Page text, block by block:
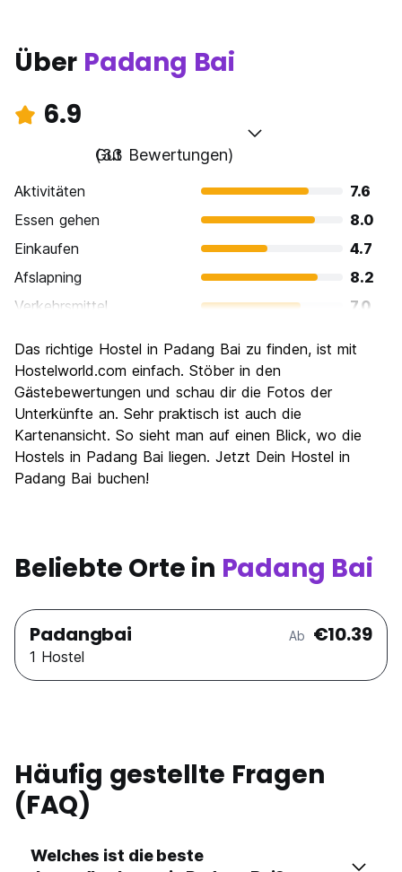
Über Padang Bai
6.9
Gut
(33 Bewertungen)
Aktivitäten
7.6
Essen gehen
8.0
Einkaufen
4.7
Afslapning
8.2
Verkehrsmittel
7.0
Kultur
Nachtleben / Party
Preis-Leistungsverhältnis
Das richtige Hostel in Padang Bai zu finden, ist mit
Hostelworld.com einfach. Stöber in den
Gästebewertungen und schau dir die Fotos der
Unterkünfte an. Sehr praktisch ist auch die
Kartenansicht. So sieht man auf einen Blick, wo die
Hostels in Padang Bai liegen. Jetzt Dein Hostel in
Padang Bai buchen!
Beliebte Orte in Padang Bai
Padangbai Ab €10.39
1 Hostel
Häufig gestellte Fragen
(FAQ)
Welches ist die beste